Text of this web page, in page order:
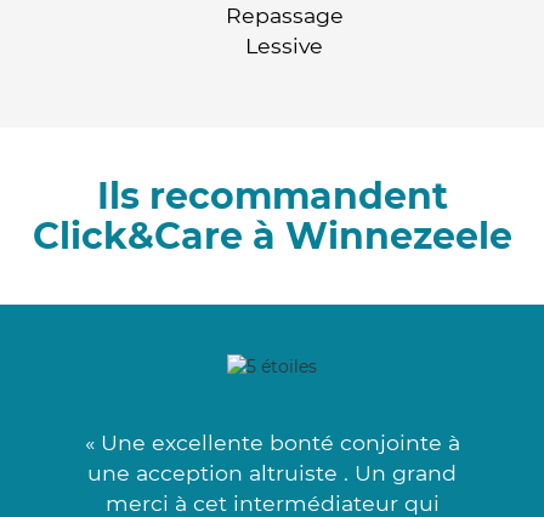
Repassage
Lessive
Ils recommandent
Click&Care à Winnezeele
« Une excellente bonté conjointe à
une acception altruiste . Un grand
merci à cet intermédiateur qui